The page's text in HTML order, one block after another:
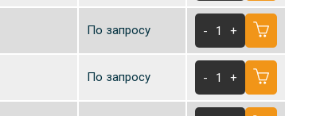
По запросу - 1 +
По запросу - 1 +